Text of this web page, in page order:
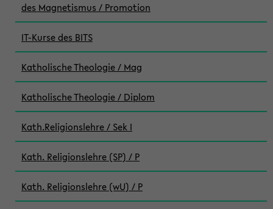
des Magnetismus / Promotion
IT-Kurse des BITS
Katholische Theologie / Mag
Katholische Theologie / Diplom
Kath.Religionslehre / Sek I
Kath. Religionslehre (SP) / P
Kath. Religionslehre (wU) / P